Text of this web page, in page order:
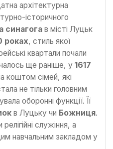
архітектурна
історичного
синагога в місті Луцьк
роках, стиль якої
квартали почали
ще раніше, у 1617
коштом сімей, які
не тільки головним
оборонні функції. Її
в Луцьку чи Божниця.
служіння, а
навчальним закладом у